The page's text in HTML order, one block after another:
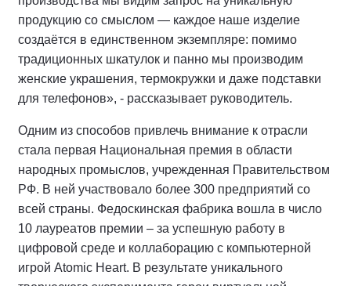
продукцию со смыслом — каждое наше изделие
создаётся в единственном экземпляре: помимо
традиционных шкатулок и панно мы производим
женские украшения, термокружки и даже подставки
для телефонов», - рассказывает руководитель.
Одним из способов привлечь внимание к отрасли
стала первая Национальная премия в области
народных промыслов, учрежденная Правительством
РФ. В ней участвовало более 300 предприятий со
всей страны. Федоскинская фабрика вошла в число
10 лауреатов премии – за успешную работу в
цифровой среде и коллаборацию с компьютерной
игрой Atomic Heart. В результате уникального